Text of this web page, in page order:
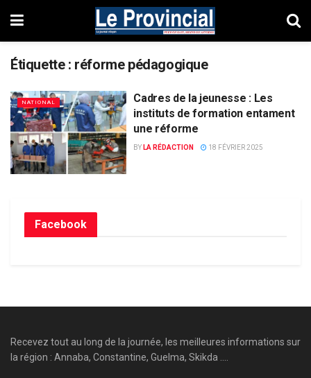
Étiquette : réforme pédagogique
NATIONAL
Cadres de la jeunesse : Les
instituts de formation entament
une réforme
BY LA RÉDACTION 18 FÉVRIER 2025
Facebook
Recevez tout au long de la journée, les meilleures informations sur
la région : Annaba, Constantine, Guelma, Skikda ....